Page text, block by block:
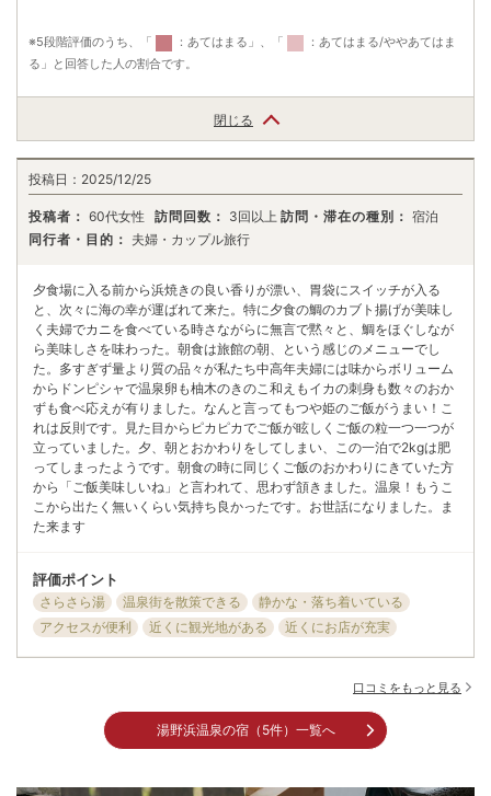
※5段階評価のうち、「 ：あてはまる」、「
：あてはまる/ややあてはま
る」と回答した人の割合です。
閉じる
投稿日： 2025/12/25
投稿者： 60代女性 訪問回数： 3回以上 訪問・滞在の種別： 宿泊
同行者・目的： 夫婦・カップル旅行
夕食場に入る前から浜焼きの良い香りが漂い、胃袋にスイッチが入る
と、次々に海の幸が運ばれて来た。特に夕食の鯛のカブト揚げが美味し
く夫婦でカニを食べている時さながらに無言で黙々と、鯛をほぐしなが
ら美味しさを味わった。朝食は旅館の朝、という感じのメニューでし
た。多すぎず量より質の品々が私たち中高年夫婦には味からボリューム
からドンピシャで温泉卵も柚木のきのこ和えもイカの刺身も数々のおか
ずも食べ応えが有りました。なんと言ってもつや姫のご飯がうまい！こ
れは反則です。見た目からピカピカでご飯が眩しくご飯の粒一つ一つが
立っていました。夕、朝とおかわりをしてしまい、この一泊で2kgは肥
ってしまったようです。朝食の時に同じくご飯のおかわりにきていた方
から「ご飯美味しいね」と言われて、思わず頷きました。温泉！もうこ
こから出たく無いくらい気持ち良かったです。お世話になりました。ま
た来ます
評価ポイント
さらさら湯 温泉街を散策できる
静かな・落ち着いている
アクセスが便利
近くに観光地がある 近くにお店が充実
口コミをもっと見る
湯野浜温泉の宿（5件）一覧へ